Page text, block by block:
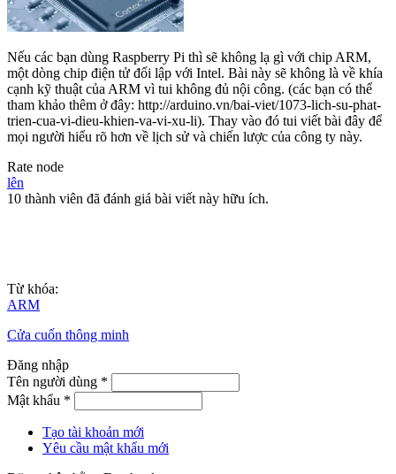
Nếu các bạn dùng Raspberry Pi thì sẽ không lạ gì với chip ARM,
một dòng chip điện tử đối lập với Intel. Bài này sẽ không là về khía
cạnh kỹ thuật của ARM vì tui không đủ nội công. (các bạn có thể
tham khảo thêm ở đây: http://arduino.vn/bai-viet/1073-lich-su-phat-
trien-cua-vi-dieu-khien-va-vi-xu-li). Thay vào đó tui viết bài đây để
mọi người hiểu rõ hơn về lịch sử và chiến lược của công ty này.
Rate node
lên
10 thành viên đã đánh giá bài viết này hữu ích.
Từ khóa:
ARM
Cửa cuốn thông minh
Đăng nhập
Tên người dùng *
Mật khẩu *
Tạo tài khoản mới
Yêu cầu mật khẩu mới